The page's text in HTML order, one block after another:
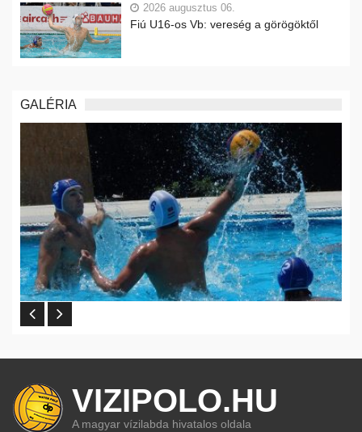
2026 augusztus 06.
Fiú U16-os Vb: vereség a görögöktől
GALÉRIA
VIZIPOLO.HU
A magyar vízilabda hivatalos oldala